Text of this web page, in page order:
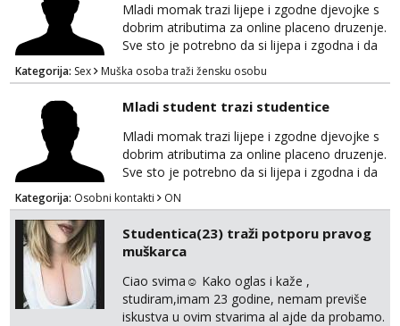
Mladi momak trazi lijepe i zgodne djevojke s
dobrim atributima za online placeno druzenje.
Sve sto je potrebno da si lijepa i zgodna i da
imas dobre atribute. Diskrecija zajamčena i
naravno nagrada za tebe. Javiti se mozete na
gmail nepoznatn45@gmail.com ili na telegram
@nepoznatnetko. Ili ako ima koji decko da bi
razmijenio slike ili videa djevojkama koje
posjeduje ili poznaje neku neka se javi t...
Kategorija: Sex Muška osoba traži žensku osobu
Mladi student trazi studentice
Mladi momak trazi lijepe i zgodne djevojke s
dobrim atributima za online placeno druzenje.
Sve sto je potrebno da si lijepa i zgodna i da
imas dobre atribute. Diskrecija zajamčena i
naravno nagrada za tebe. Javiti se mozete na
gmail nepoznatn45@gmail.com ili na telegram
@nepoznatnetko. Ili ako ima koji decko da bi
razmijenio slike ili videa djevojkama koje
posjeduje ili poznaje neku neka se javi t...
Kategorija: Osobni kontakti ON
Studentica(23) traži potporu pravog
muškarca
Ciao svima☺️ Kako oglas i kaže ,
studiram,imam 23 godine, nemam previše
iskustva u ovim stvarima al ajde da probamo.